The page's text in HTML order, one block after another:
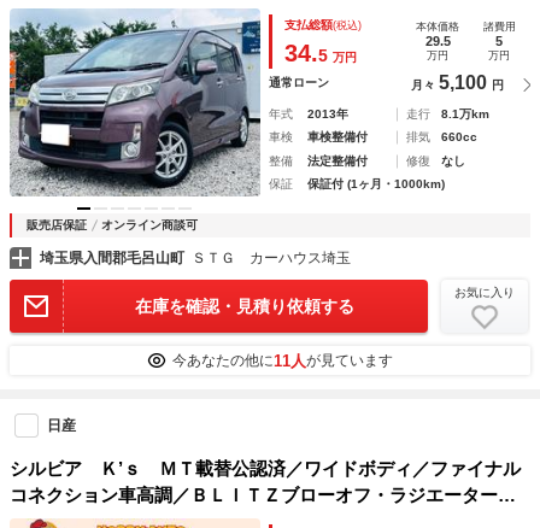
ートライト・エアコン Ｆフォグランプ Ｐスタート アイド
リングストップ 電動格納ミラースマートキ スペアキ－ 禁
煙車
支払総額(税込)
34.5 万円
本体価格
29.5
万円
諸費用
5
万円
通常ローン 月々 5,100 円
年式 2013年 走行
8.1万km
車検
車検整備付 排気
660cc
整備
法定整備付 修復
なし
保証
保証付 (1ヶ月・1000km)
販売店保証 オンライン商談可
埼玉県入間郡毛呂山町 ＳＴＧ カーハウス埼玉
在庫を確認・見積り依頼する
お気に入り
今あなたの他に11人が見ています
日産
シルビア Ｋ’ｓ ＭＴ載替公認済／ワイドボディ／ファイナル
コネクション車高調／ＢＬＩＴＺブローオフ・ラジエーター／
ギャレットタービン／ＨＫＳエアクリ／砲弾マフラー／ロール